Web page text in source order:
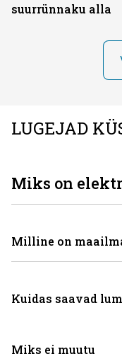
suurrünnaku alla
LUGEJAD
Miks ei muutu
Miks on
Milline on
Kuidas saavad